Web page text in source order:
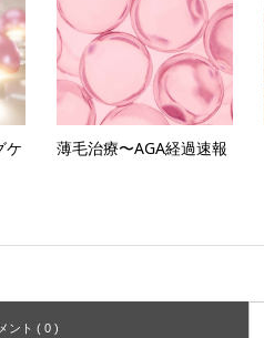
ケ
薄毛治療〜AGA経過速報
ント ( 0 )